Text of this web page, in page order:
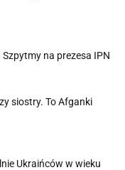
na prezesa IPN
siostry. To Afganki
Ukraińców w wieku